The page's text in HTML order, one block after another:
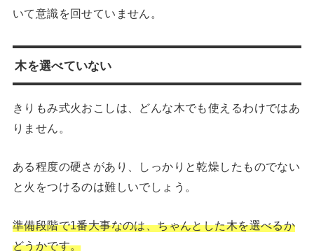
いて意識を回せていません。
木を選べていない
きりもみ式火おこしは、どんな木でも使えるわけではあ
りません。
ある程度の硬さがあり、しっかりと乾燥したものでない
と火をつけるのは難しいでしょう。
準備段階で1番大事なのは、ちゃんとした木を選べるか
どうかです。